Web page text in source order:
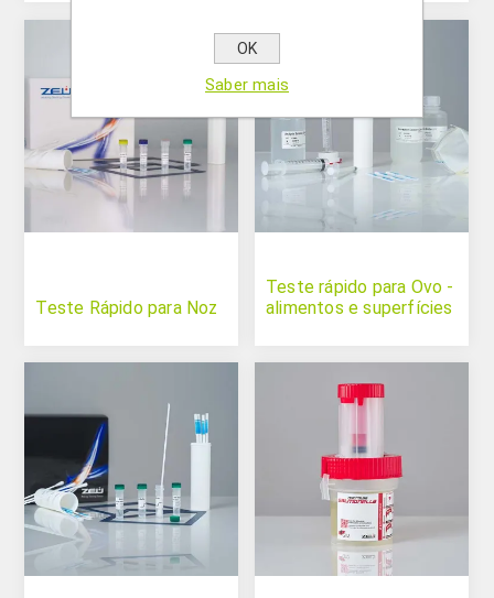
Teste Rápido para Noz
Teste rápido para Ovo -
alimentos e superfícies
OK
Saber mais